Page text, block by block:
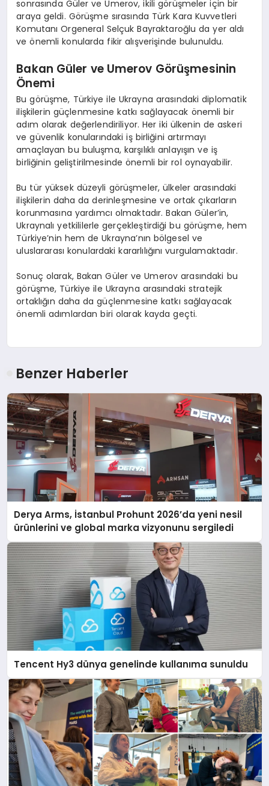
sonrasında Güler ve Umerov, ikili görüşmeler için bir
araya geldi. Görüşme sırasında Türk Kara Kuvvetleri
Komutanı Orgeneral Selçuk Bayraktaroğlu da yer aldı
ve önemli konularda fikir alışverişinde bulunuldu.
Bakan Güler ve Umerov Görüşmesinin
Önemi
Bu görüşme, Türkiye ile Ukrayna arasındaki diplomatik
ilişkilerin güçlenmesine katkı sağlayacak önemli bir
adım olarak değerlendiriliyor. Her iki ülkenin de askeri
ve güvenlik konularındaki iş birliğini artırmayı
amaçlayan bu buluşma, karşılıklı anlayışın ve iş
birliğinin geliştirilmesinde önemli bir rol oynayabilir.
Bu tür yüksek düzeyli görüşmeler, ülkeler arasındaki
ilişkilerin daha da derinleşmesine ve ortak çıkarların
korunmasına yardımcı olmaktadır. Bakan Güler’in,
Ukraynalı yetkililerle gerçekleştirdiği bu görüşme, hem
Türkiye’nin hem de Ukrayna’nın bölgesel ve
uluslararası konulardaki kararlılığını vurgulamaktadır.
Sonuç olarak, Bakan Güler ve Umerov arasındaki bu
görüşme, Türkiye ile Ukrayna arasındaki stratejik
ortaklığın daha da güçlenmesine katkı sağlayacak
önemli adımlardan biri olarak kayda geçti.
Benzer Haberler
Derya Arms, İstanbul Prohunt 2026’da yeni nesil
ürünlerini ve global marka vizyonunu sergiledi
Tencent Hy3 dünya genelinde kullanıma sunuldu